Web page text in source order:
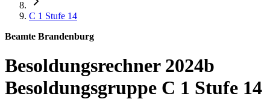
C 1 Stufe 14
Beamte Brandenburg
Besoldungsrechner 2024b
Besoldungsgruppe C 1 Stufe 14